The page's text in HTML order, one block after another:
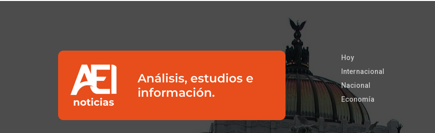
Hoy
Internacional
Nacional
Economía